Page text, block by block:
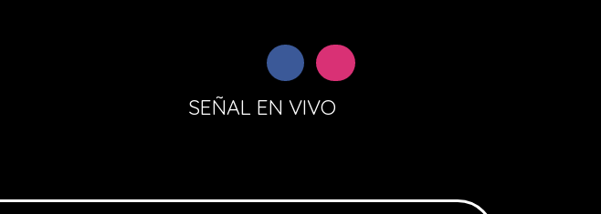
SEÑAL EN VIVO